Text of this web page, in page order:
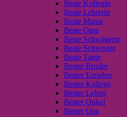
Beste Kollegin
Beste Lehrerin
Beste Mama
Beste Oma
Beste Schwägerin
Beste Schwester
Beste Tante
Bester Bruder
Bester Erzieher
Bester Kollege
Bester Lehrer
Bester Onkel
Bester Opa